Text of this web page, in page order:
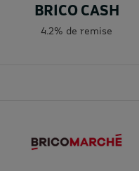
BRICO CASH
4.2% de remise